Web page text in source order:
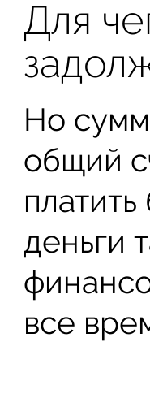
Для
Но
общий
деньги
все